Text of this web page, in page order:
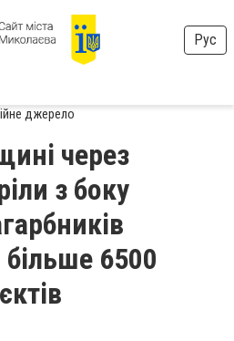
Рус
джерело
через
з боку
6500